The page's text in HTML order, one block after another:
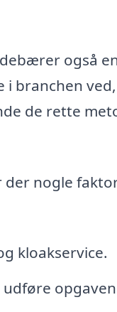
også
i branchen ved,
de rette
nogle
kloakservice.